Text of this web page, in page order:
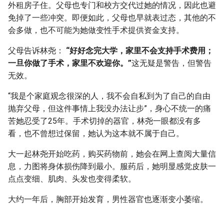
外租房子住。父母也专门和校方交代过她的情况，因此也避
免掉了一些冲突。即便如此，父母也早就表过态，其他的不
会多做，也不可能为她做变性手术提供资金支持。
父母告诉林尧： “好好念完大学，家里不会支持手术费用；
一旦你做了手术，家里不欢迎你。”这无疑是警告，但警告
无效。
“我是个家庭观念很深的人，我不会自私到为了自己的自由
抛弃父母，但这件事情上我没办法让步”，身心不统一的痛
苦她忍受了25年。手术切掉的器官，林尧一眼都没有多
看，也不曾想过保留，她认为这本就不属于自己。
大一起林尧开始吃药，购买药物前，她会在网上查阅大量信
息，力图将身体损伤降到最小。服药后，她明显感觉皮肤一
点点变细、肌肉、头发也变得柔软。
大约一年后，胸部开始发育，男性器官也逐渐变小萎缩。